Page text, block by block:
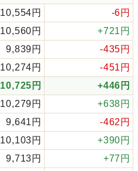
10,554円
-6円
10,560円
+721円
9,839円
-435円
10,274円
-451円
10,725円
+446円
10,279円
+638円
9,641円
-462円
10,103円
+390円
9,713円
+77円